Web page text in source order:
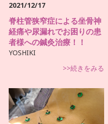
2021/12/17
脊柱管狭窄症による坐骨神
経痛や尿漏れでお困りの患
者様への鍼灸治療！！
YOSHIKI
>>続きをみる